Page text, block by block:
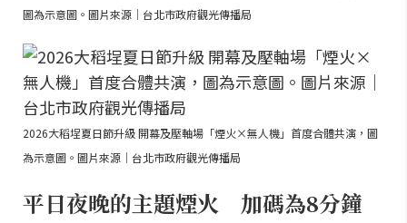
圖為示意圖。圖片來源｜台北市政府觀光傳播局
2026大稻埕夏日節升級 開幕及壓軸場「煙火×無人機」首度合體共演，圖
為示意圖。圖片來源｜台北市政府觀光傳播局
平日夜晚的主題煙火 加碼為8分鐘